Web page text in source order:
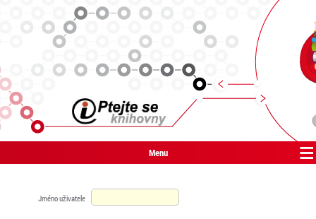
Menu
Jméno uživatele